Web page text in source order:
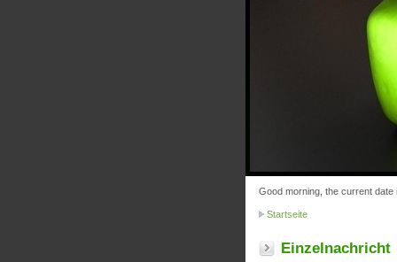
Good morning, the current date
Startseite
Einzelnachricht